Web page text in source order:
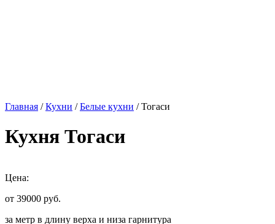
Главная /Кухни /Белые кухни / Тогаси
Кухня Тогаси
Цена:
от 39000 руб.
за метр в длину верха и низа гарнитура